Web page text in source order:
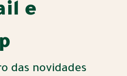
e
das novidades